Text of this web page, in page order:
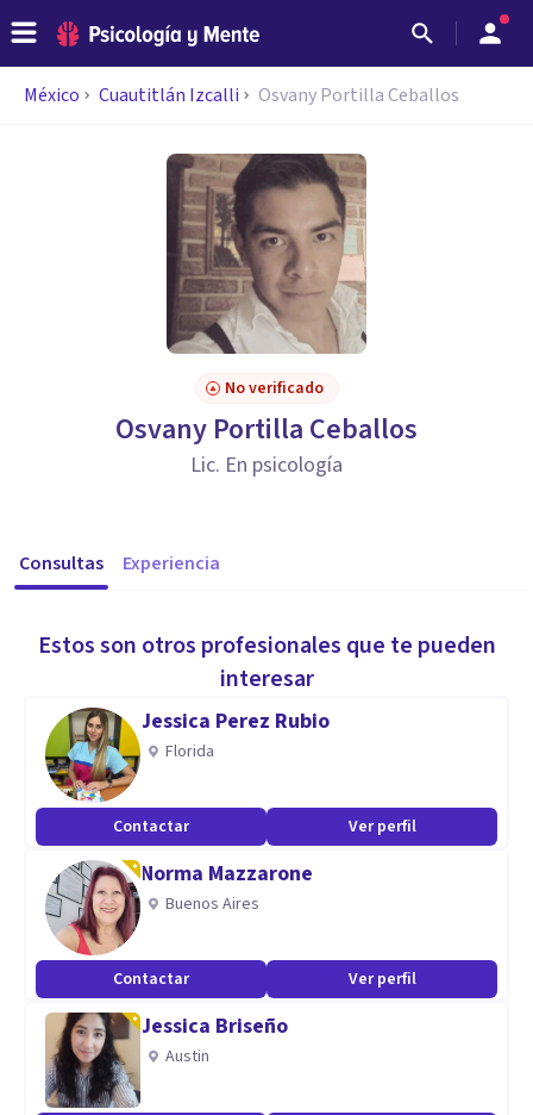
México Cuautitlán Izcalli Osvany Portilla Ceballos
No verificado
Osvany Portilla Ceballos
Lic. En psicología
Consultas Experiencia
Estos son otros profesionales que te pueden
interesar
Jessica Perez Rubio
Florida
Contactar Ver perfil
Norma Mazzarone
Buenos Aires
Contactar Ver perfil
Jessica Briseño
Austin